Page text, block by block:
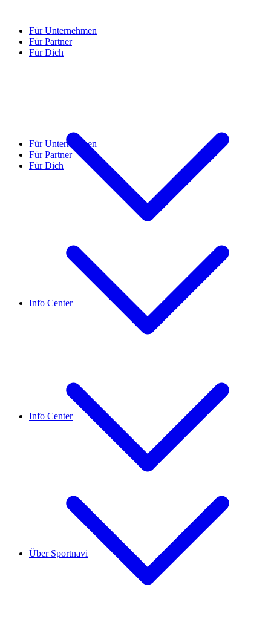
Für Unternehmen
Für Partner
Für Dich
Info Center
Über Sportnavi
Für Unternehmen
Für Partner
Für Dich
Info Center